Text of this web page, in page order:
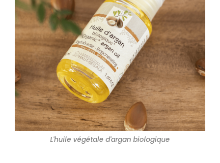
L'huile végétale d'argan biologique